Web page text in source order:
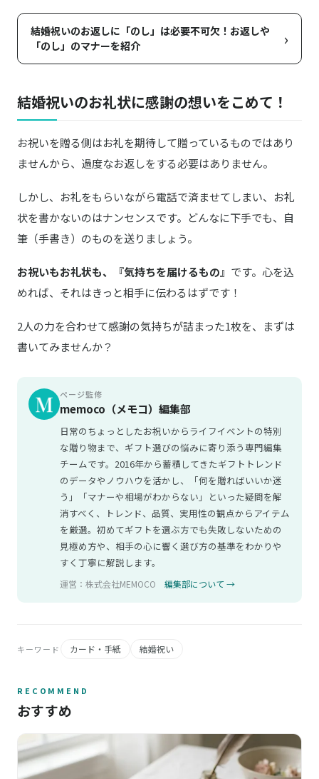
結婚祝いのお返しに「のし」は必要不可欠！お返しや
「のし」のマナーを紹介
›
結婚祝いのお礼状に感謝の想いをこめて！
お祝いを贈る側はお礼を期待して贈っているものではあり
ませんから、過度なお返しをする必要はありません。
しかし、お礼をもらいながら電話で済ませてしまい、お礼
状を書かないのはナンセンスです。どんなに下手でも、自
筆（手書き）のものを送りましょう。
お祝いもお礼状も、『気持ちを届けるもの』 です。心を込
めれば、それはきっと相手に伝わるはずです！
2人の力を合わせて感謝の気持ちが詰まった1枚を、まずは
書いてみませんか？
ページ監修
memoco（メモコ）編集部
日常のちょっとしたお祝いからライフイベントの特別
な贈り物まで、ギフト選びの悩みに寄り添う専門編集
チームです。2016年から蓄積してきたギフトトレンド
のデータやノウハウを活かし、「何を贈ればいいか迷
う」「マナーや相場がわからない」といった疑問を解
消すべく、トレンド、品質、実用性の観点からアイテム
を厳選。初めてギフトを選ぶ方でも失敗しないための
見極め方や、相手の心に響く選び方の基準をわかりや
すく丁寧に解説します。
運営：株式会社MEMOCO 編集部について →
キーワード カード・手紙 結婚祝い
RECOMMEND
おすすめ